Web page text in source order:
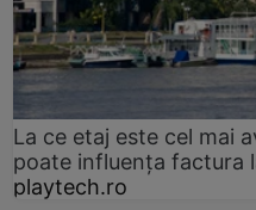
La ce etaj este cel mai
poate influența factura
playtech.ro